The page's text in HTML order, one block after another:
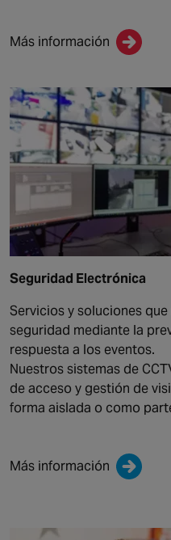
Más información
Seguridad Electrónica
Servicios y soluciones
seguridad mediante la
respuesta a los eventos.
Nuestros sistemas de
de acceso y gestión de
forma aislada o como
Más información